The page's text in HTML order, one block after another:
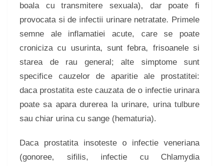
boala cu transmitere sexuala), dar poate fi
provocata si de infectii urinare netratate. Primele
semne ale inflamatiei acute, care se poate
croniciza cu usurinta, sunt febra, frisoanele si
starea de rau general; alte simptome sunt
specifice cauzelor de aparitie ale prostatitei:
daca prostatita este cauzata de o infectie urinara
poate sa apara durerea la urinare, urina tulbure
sau chiar urina cu sange (hematuria).
Daca prostatita insoteste o infectie veneriana
(gonoree, sifilis, infectie cu Chlamydia